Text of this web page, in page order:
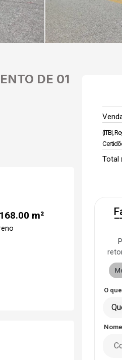
DE 01
168.00 m²
(ITBI,
Total
O
Nome